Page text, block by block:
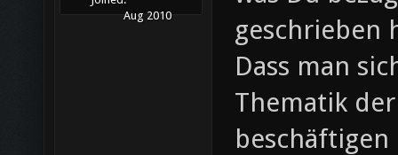
Aug 2010
geschrieben
Dass man
Thematik